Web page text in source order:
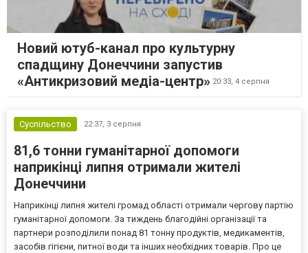
Новий ютуб-канал про культурну
спадщину Донеччини запустив
«Антикризовий медіа-центр» 20:33, 4 серпня
Суспільство 22:37, 3 серпня
81,6 тонни гуманітарної допомоги
наприкінці липня отримали жителі
Донеччини
Наприкінці липня жителі громад області отримали чергову партію
гуманітарної допомоги. За тиждень благодійні організації та
партнери розподілили понад 81 тонну продуктів, медикаментів,
засобів гігієни, питної води та інших необхідних товарів. Про це